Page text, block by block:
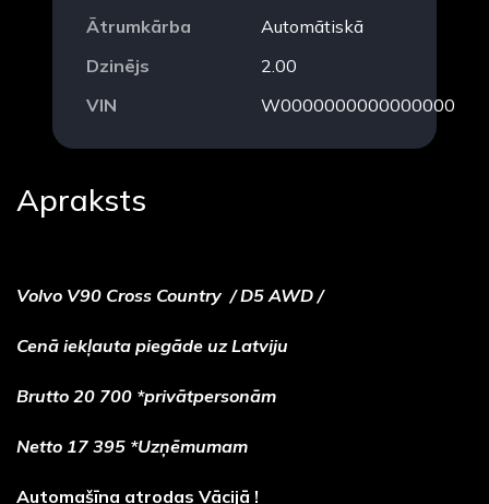
Ātrumkārba
Automātiskā
Dzinējs
2.00
VIN
W0000000000000000
Apraksts
Volvo V90 Cross Country / D5 AWD /
Cenā iekļauta piegāde uz Latviju
Brutto 20 700 *privātpersonām
Netto 17 395 *Uzņēmumam
Automašīna atrodas Vācijā !